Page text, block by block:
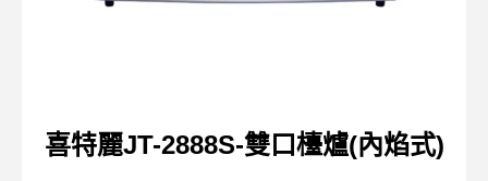
喜特麗JT-2888S-雙口檯爐(內焰式)